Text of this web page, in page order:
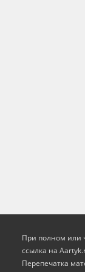
При полном или
ссылка на
Перепечатка